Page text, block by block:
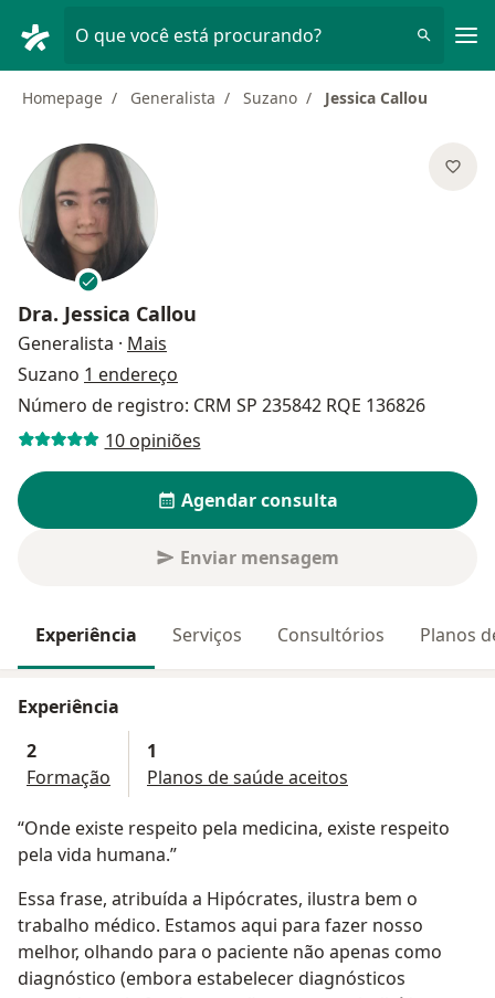
O que você está procurando?
Homepage Generalista Suzano Jessica Callou
Dra. Jessica Callou
Generalista · Mais
Suzano 1 endereço
Número de registro: CRM SP 235842 RQE 136826
10 opiniões
Agendar consulta
Enviar mensagem
Experiência Serviços Consultórios Planos
Experiência
2
Formação
1
Planos de saúde aceitos
“Onde existe respeito pela medicina, existe respeito
pela vida humana.”
Essa frase, atribuída a Hipócrates, ilustra bem o
trabalho médico. Estamos aqui para fazer nosso
melhor, olhando para o paciente não apenas como
diagnóstico (embora estabelecer diagnósticos